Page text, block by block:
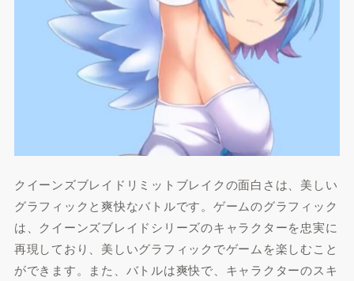
クイーンズブレイドリミットブレイクの面白さは、美しい
グラフィックと爽快なバトルです。ゲームのグラフィック
は、クイーンズブレイドシリーズのキャラクターを忠実に
再現しており、美しいグラフィックでゲームを楽しむこと
ができます。また、バトルは爽快で、キャラクターのスキ